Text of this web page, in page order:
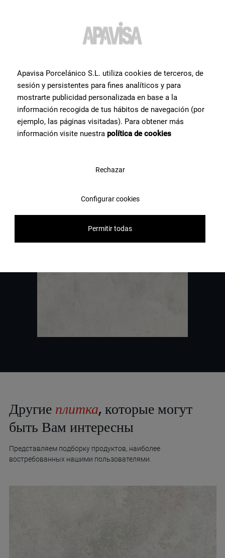
информация или помощьпо
продукту?
Свяжитесь с командой специалистов Apavisa Porcelánico. Мы
проконсультируем Вас и поможем со всем, что нужно для
Другие плитка, которые могут
быть Вам интересны
Представляем подборку продуктов, наиболее
востребованных нашими пользователями.
Apavisa Porcelánico S.L. utiliza cookies de terceros, de
sesión y persistentes para fines analíticos y para
mostrarte publicidad personalizada en base a la
información recogida de tus hábitos de navegación (por
ejemplo, las páginas visitadas). Para obtener más
información visite nuestra política de cookies
Rechazar
Configurar cookies
Permitir todas